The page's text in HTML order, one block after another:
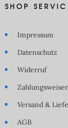
SHOP
Impressum
Datenschutz
Widerruf
Versand &
AGB